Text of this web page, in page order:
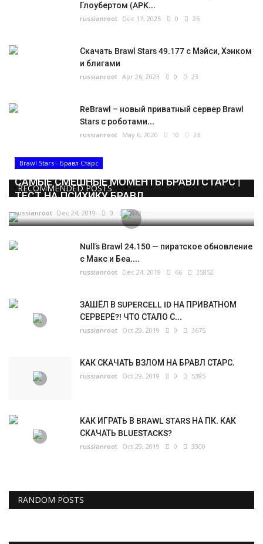
Глоубертом (APK...
russianroot Dec 17, 2025 0 25
Скачать Brawl Stars 49.177 с Мэйси, Хэнком
и блигами
russianroot Apr 26, 2023 0 23
ReBrawl – новый приватный сервер Brawl
Stars с роботами...
russianroot May 6, 2020 10 23
RECOMMENDED POSTS
Brawl Stars - Бравл Старс
САМЫЕ СМЕШНЫЕ МОМЕНТЫ БРАВЛ СТАРС |
ТЕСТ НА ПСИХИКУ БРАВЛ...
russianroot Dec 24, 2019 0 5673
Null’s Brawl 24.150 — пиратское обновление
с Макс и Беа....
russianroot Dec 24, 2019 66 35852
ЗАШЁЛ В SUPERCELL ID НА ПРИВАТНОМ
СЕРВЕРЕ?! ЧТО СТАЛО С...
russianroot Oct 29, 2019 0 3675
КАК СКАЧАТЬ ВЗЛОМ НА БРАВЛ СТАРС.
russianroot Oct 29, 2019 0 5385
КАК ИГРАТЬ В BRAWL STARS НА ПК. КАК
СКАЧАТЬ BLUESTACKS?
russianroot Oct 29, 2019 0 3300
RANDOM POSTS